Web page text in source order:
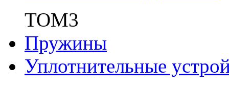
ТОМ3
Пружины
Уплотнительные